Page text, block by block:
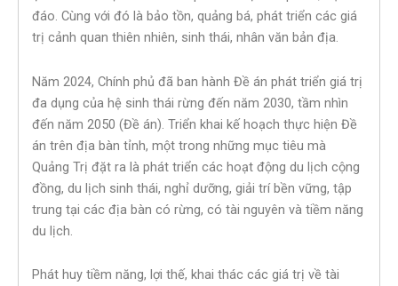
đáo. Cùng với đó là bảo tồn, quảng bá, phát triển các giá
trị cảnh quan thiên nhiên, sinh thái, nhân văn bản địa.
Năm 2024, Chính phủ đã ban hành Đề án phát triển giá trị
đa dụng của hệ sinh thái rừng đến năm 2030, tầm nhìn
đến năm 2050 (Đề án). Triển khai kế hoạch thực hiện Đề
án trên địa bàn tỉnh, một trong những mục tiêu mà
Quảng Trị đặt ra là phát triển các hoạt động du lịch cộng
đồng, du lịch sinh thái, nghỉ dưỡng, giải trí bền vững, tập
trung tại các địa bàn có rừng, có tài nguyên và tiềm năng
du lịch.
Phát huy tiềm năng, lợi thế, khai thác các giá trị về tài